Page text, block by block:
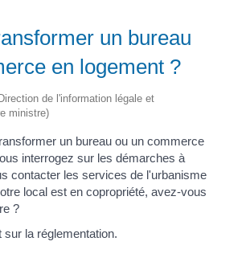
un bureau
en logement ?
de l'information légale et
ministre)
un bureau ou un commerce
interrogez sur les démarches à
contacter les services de l'urbanisme
local est en copropriété, avez-vous
?
la réglementation.